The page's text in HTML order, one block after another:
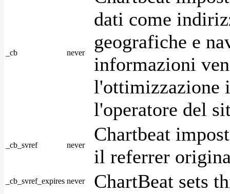
_cb never
dati come
geografiche e
informazioni
l'ottimizzazione
l'operatore del
_cb_svref never
Chartbeat
il referrer
_cb_svref_expires never ChartBeat sets